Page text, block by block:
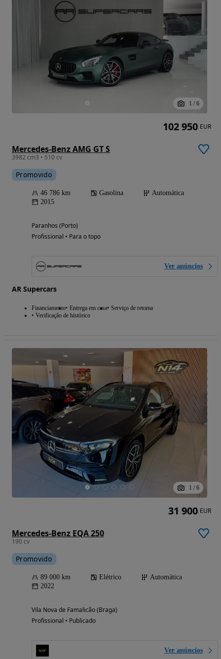
1 / 6
Mercedes-Benz AMG GT S
3982 cm3 • 510 cv
Promovido
46 786 km Gasolina
Automática
2015
Paranhos (Porto)
Profissional • Para o topo
Ver anúncios
AR Supercars
Financiamento Entrega em casa Serviço de retoma
Verificação de histórico
102 950 EUR
1 / 6
Mercedes-Benz EQA 250
190 cv
Promovido
89 000 km Elétrico
Automática
2022
Vila Nova de Famalicão (Braga)
Profissional • Publicado
Ver anúncios
31 900 EUR